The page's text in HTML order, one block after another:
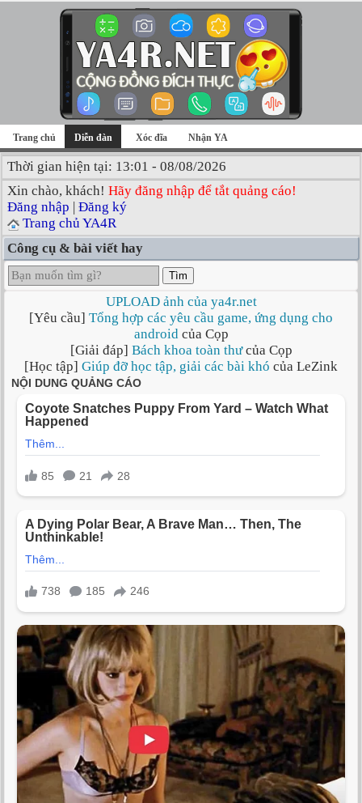
Trang chủ Diễn đàn Xóc đĩa Nhận YA
Thời gian hiện tại: 13:01 - 08/08/2026
Xin chào, khách! Hãy đăng nhập để tắt quảng cáo!
Đăng nhập | Đăng ký
Trang chủ YA4R
Công cụ & bài viết hay
Tìm
UPLOAD ảnh của ya4r.net
[Yêu cầu] Tổng hợp các yêu cầu game, ứng dụng cho
androidcủa Cọp
[Giải đáp] Bách khoa toàn thưcủa Cọp
[Học tập] Giúp đỡ học tập, giải các bài khó của LeZink